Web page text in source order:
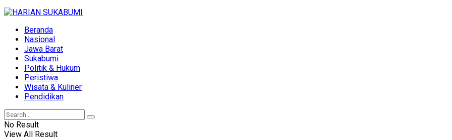
Beranda
Nasional
Jawa Barat
Sukabumi
Politik & Hukum
Peristiwa
Wisata & Kuliner
Pendidikan
No Result
View All Result